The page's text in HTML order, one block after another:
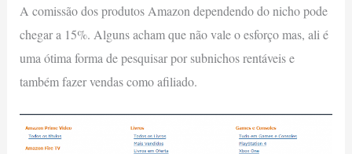
A comissão dos produtos Amazon dependendo do nicho pode
chegar a 15%. Alguns acham que não vale o esforço mas, ali é
uma ótima forma de pesquisar por subnichos rentáveis e
também fazer vendas como afiliado.